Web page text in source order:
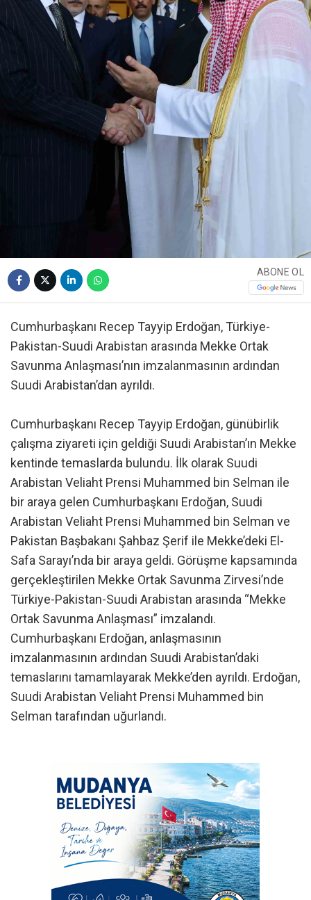
ABONE OL
Cumhurbaşkanı Recep Tayyip Erdoğan, Türkiye-
Pakistan-Suudi Arabistan arasında Mekke Ortak
Savunma Anlaşması’nın imzalanmasının ardından
Suudi Arabistan’dan ayrıldı.
Cumhurbaşkanı Recep Tayyip Erdoğan, günübirlik
çalışma ziyareti için geldiği Suudi Arabistan’ın Mekke
kentinde temaslarda bulundu. İlk olarak Suudi
Arabistan Veliaht Prensi Muhammed bin Selman ile
bir araya gelen Cumhurbaşkanı Erdoğan, Suudi
Arabistan Veliaht Prensi Muhammed bin Selman ve
Pakistan Başbakanı Şahbaz Şerif ile Mekke’deki El-
Safa Sarayı’nda bir araya geldi. Görüşme kapsamında
gerçekleştirilen Mekke Ortak Savunma Zirvesi’nde
Türkiye-Pakistan-Suudi Arabistan arasında “Mekke
Ortak Savunma Anlaşması” imzalandı.
Cumhurbaşkanı Erdoğan, anlaşmasının
imzalanmasının ardından Suudi Arabistan’daki
temaslarını tamamlayarak Mekke’den ayrıldı. Erdoğan,
Suudi Arabistan Veliaht Prensi Muhammed bin
Selman tarafından uğurlandı.